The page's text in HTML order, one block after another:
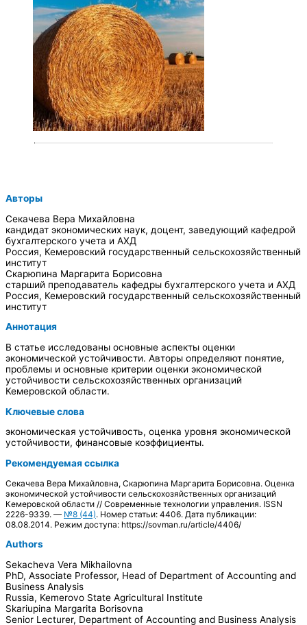
Авторы
Секачева Вера Михайловна
кандидат экономических наук, доцент, заведующий кафедрой
бухгалтерского учета и АХД
Россия, Кемеровский государственный сельскохозяйственный
институт
Скарюпина Маргарита Борисовна
старший преподаватель кафедры бухгалтерского учета и АХД
Россия, Кемеровский государственный сельскохозяйственный
институт
Аннотация
В статье исследованы основные аспекты оценки
экономической устойчивости. Авторы определяют понятие,
проблемы и основные критерии оценки экономической
устойчивости сельскохозяйственных организаций
Кемеровской области.
Ключевые слова
экономическая устойчивость, оценка уровня экономической
устойчивости, финансовые коэффициенты.
Рекомендуемая ссылка
Секачева Вера Михайловна, Скарюпина Маргарита Борисовна. Оценка
экономической устойчивости сельскохозяйственных организаций
Кемеровской области // Современные технологии управления. ISSN
2226-9339. — №8 (44). Номер статьи: 4406. Дата публикации:
08.08.2014. Режим доступа: https://sovman.ru/article/4406/
Authors
Sekacheva Vera Mikhailovna
PhD, Associate Professor, Head of Department of Accounting and
Business Analysis
Russia, Kemerovo State Agricultural Institute
Skariupina Margarita Borisovna
Senior Lecturer, Department of Accounting and Business Analysis